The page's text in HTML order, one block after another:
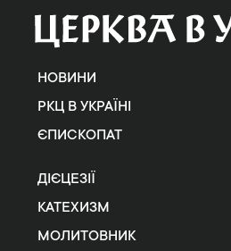
НОВИНИ
РКЦ В УКРАЇНІ
ЄПИСКОПАТ
ДІЄЦЕЗІЇ
КАТЕХИЗМ
МОЛИТОВНИК